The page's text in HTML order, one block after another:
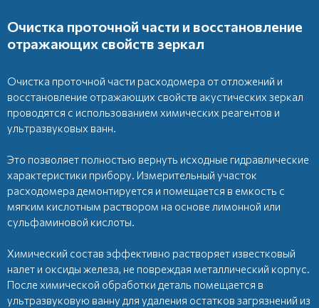
Очистка проточной части и восстановление
отражающих свойств зеркал
Очистка проточной части расходомера от отложений и
восстановление отражающих свойств акустических зеркал
проводятся с использованием химических реагентов и
ультразвуковых ванн.
Это позволяет полностью вернуть исходные гидравлические
характеристики прибору. Измерительный участок
расходомера демонтируется и помещается в емкость с
мягким кислотным раствором на основе лимонной или
сульфаминовой кислоты.
Химический состав эффективно растворяет известковый
налет и оксиды железа, не повреждая металлический корпус.
После химической обработки деталь помещается в
ультразвуковую ванну для удаления остатков загрязнений из